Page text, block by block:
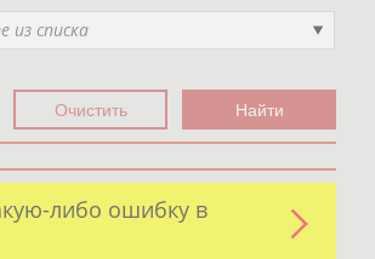
из списка
либо ошибку в